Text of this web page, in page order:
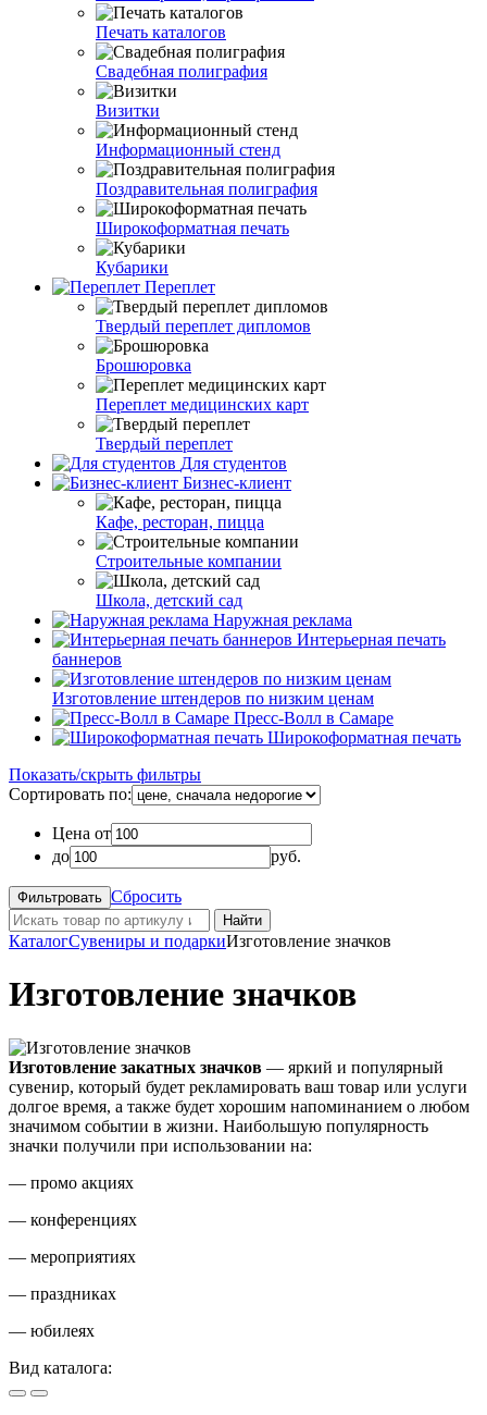
Печать каталогов
Свадебная полиграфия
Визитки
Информационный стенд
Поздравительная полиграфия
Широкоформатная печать
Кубарики
Переплет
Твердый переплет дипломов
Брошюровка
Переплет медицинских карт
Твердый переплет
Для студентов
Бизнес-клиент
Кафе, ресторан, пицца
Строительные компании
Школа, детский сад
Наружная реклама
Интерьерная печать
баннеров
Изготовление штендеров по низким ценам
Пресс-Волл в Самаре
Широкоформатная печать
Показать/скрыть фильтры
Сортировать по:
Цена от
до
руб.
Сбросить
Найти
КаталогСувениры и подаркиИзготовление значков
Изготовление значков
Изготовление закатных значков — яркий и популярный
сувенир, который будет рекламировать ваш товар или услуги
долгое время, а также будет хорошим напоминанием о любом
значимом событии в жизни. Наибольшую популярность
значки получили при использовании на:
— промо акциях
— конференциях
— мероприятиях
— праздниках
— юбилеях
Вид каталога: